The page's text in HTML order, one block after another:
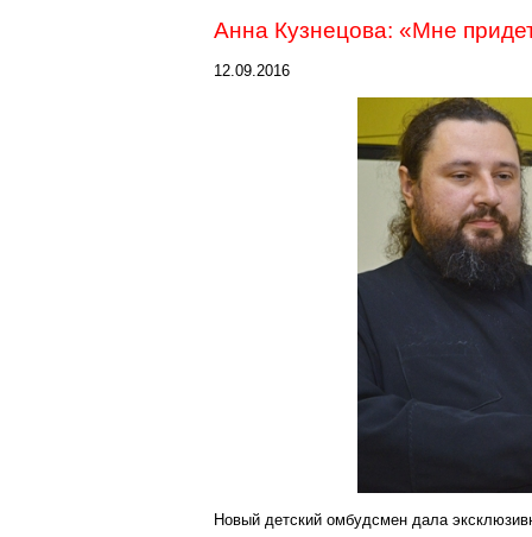
Анна Кузнецова: «Мне
12.09.2016
Новый детский омбудсмен дала